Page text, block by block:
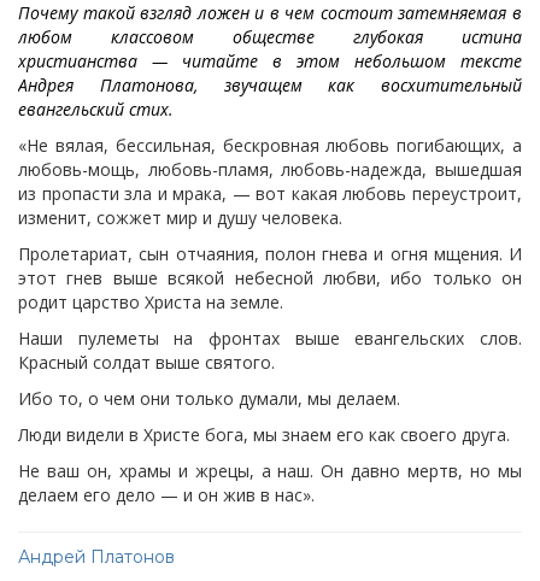
Почему такой взгляд ложен и в чем состоит затемняемая в
любом классовом обществе глубокая истина
христианства — читайте в этом небольшом тексте
Андрея Платонова, звучащем как восхитительный
евангельский стих.
«Не вялая, бессильная, бескровная любовь погибающих, а
любовь-мощь, любовь-пламя, любовь-надежда, вышедшая
из пропасти зла и мрака, — вот какая любовь переустроит,
изменит, сожжет мир и душу человека.
Пролетариат, сын отчаяния, полон гнева и огня мщения. И
этот гнев выше всякой небесной любви, ибо только он
родит царство Христа на земле.
Наши пулеметы на фронтах выше евангельских слов.
Красный солдат выше святого.
Ибо то, о чем они только думали, мы делаем.
Люди видели в Христе бога, мы знаем его как своего друга.
Не ваш он, храмы и жрецы, а наш. Он давно мертв, но мы
делаем его дело — и он жив в нас».
Андрей Платонов